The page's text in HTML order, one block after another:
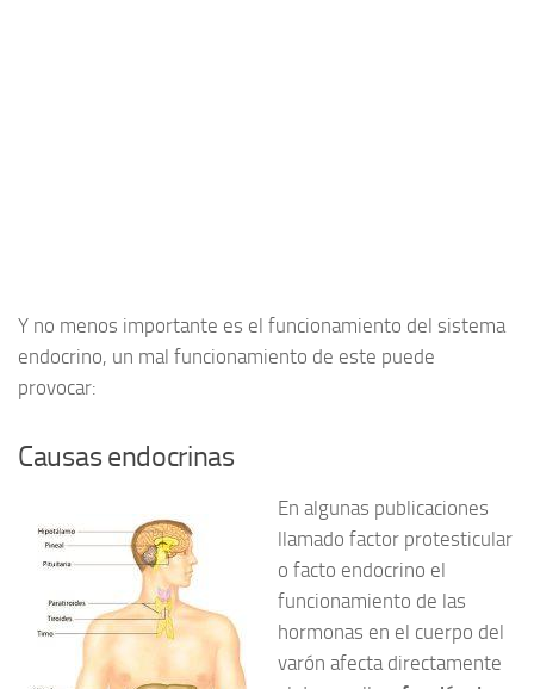
Y no menos importante es el funcionamiento del sistema
endocrino, un mal funcionamiento de este puede
provocar:
Causas endocrinas
En algunas publicaciones
llamado factor protesticular
o facto endocrino el
funcionamiento de las
hormonas en el cuerpo del
varón afecta directamente